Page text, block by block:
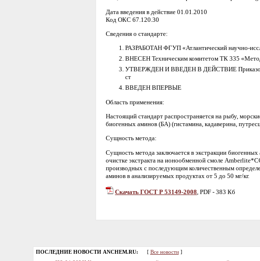
Дата введения в действие 01.01.2010
Код ОКС 67.120.30
Сведения о стандарте:
РАЗРАБОТАН ФГУП «Атлантический научно-
ВНЕСЕН Техническим комитетом ТК 335
УТВЕРЖДЕН И ВВЕДЕН В ДЕЙСТВИЕ Приказом
ст
ВВЕДЕН ВПЕРВЫЕ
Область применения:
Настоящий стандарт распространяется на рыбу,
биогенных аминов (БА) (гистамина, кадаверина,
Сущность метода:
Сущность метода заключается в экстракции
очистке экстракта на ионообменной смоле
производных с последующим количественным
аминов в анализируемых продуктах от 5 до 50 мг/кг.
Скачать ГОСТ Р 53149-2008 , PDF - 383 Кб
ПОСЛЕДНИЕ НОВОСТИ ANCHEM.RU: [ Все новости]